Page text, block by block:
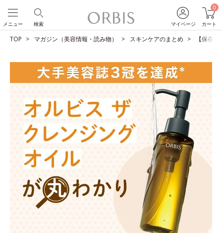
マイページ
0
カート
検索
メニュー
TOP マガジン（美容情報・読み物） スキンケアのまとめ 【保存